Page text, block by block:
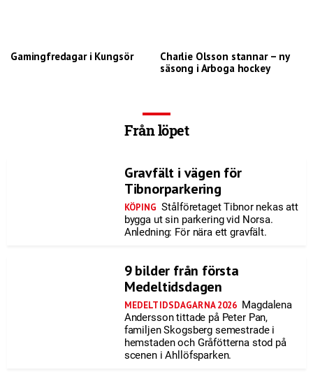
Gamingfredagar i Kungsör
Charlie Olsson stannar – ny
säsong i Arboga hockey
Från löpet
Gravfält i vägen för
Tibnorparkering
KÖPING Stålföretaget Tibnor nekas att
bygga ut sin parkering vid Norsa.
Anledning: För nära ett gravfält.
9 bilder från första
Medeltidsdagen
MEDELTIDSDAGARNA 2026 Magdalena
Andersson tittade på Peter Pan,
familjen Skogsberg semestrade i
hemstaden och Gråfötterna stod på
scenen i Ahllöfsparken.